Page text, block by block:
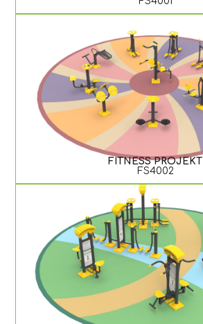
FITNESS PROJEKT
FS4002